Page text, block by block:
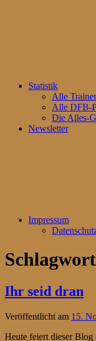
Statistik
Alle Trainer
Alle DFB-
Die Alles-
Newsletter
Impressum
Ihr seid dran
Veröffentlicht am 15.
Heute feiert dieser Blog